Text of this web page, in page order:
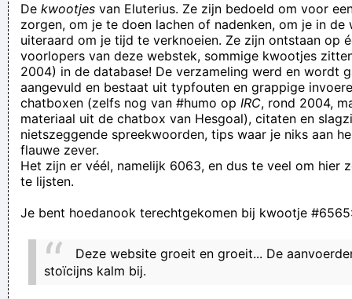
bekeken. Mijn leven suckt!
Australian hat She was thc wa HE WORE A TOOTH FROM
AND WE WILL GET YOU OUT OF HERE IN
Niets is zo zeldzaam als correcte spelling op facebook
today in sbs they said kasamh se cast is soon going to
turkey[Inbastul] for a shoot
wie watt bewaart krijgt stroom
gescoord werd op Besiktas was van fantastische makelijk.
met de verkeerde vrouw uit bed stappen
De kwootjes van Eluterius. Ze zijn bedoeld om voor
zorgen, om je te doen lachen of nadenken, om je in de
uiteraard om je tijd te verknoeien. Ze zijn ontstaan op
voorlopers van deze webstek, sommige kwootjes
2004) in de database! De verzameling werd en wordt
aangevuld en bestaat uit typfouten en grappige
chatboxen (zelfs nog van #humo op IRC, rond 2004,
materiaal uit de chatbox van Hesgoal), citaten en
nietszeggende spreekwoorden, tips waar je niks aan
flauwe zever.
Het zijn er véél, namelijk 6063, en dus te veel om hier
te lijsten.
Je bent hoedanook terechtgekomen bij kwootje
Deze website groeit en groeit... De
stoïcijns kalm bij.